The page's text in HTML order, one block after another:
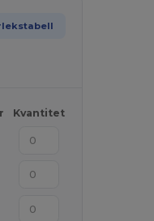
Kvantitet